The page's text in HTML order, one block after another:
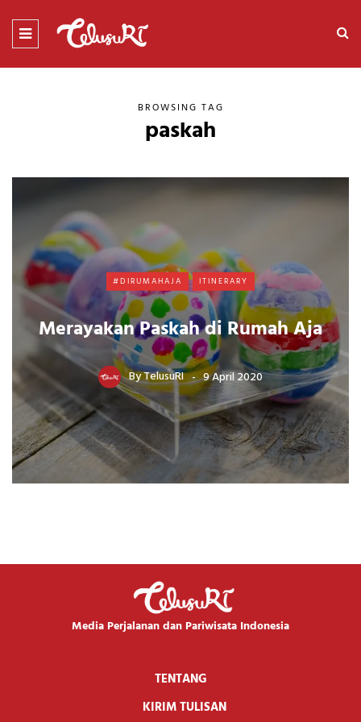
BROWSING TAG
paskah
#DIRUMAHAJA ITINERARY
Merayakan Paskah di Rumah Aja
ByTelusuRI 9 April 2020
Media Perjalanan dan Pariwisata Indonesia
TENTANG
KIRIM TULISAN